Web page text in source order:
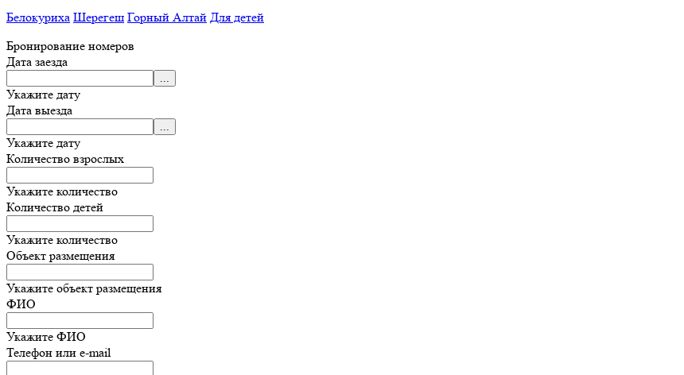
Белокуриха Шерегеш Горный Алтай Для детей
Бронирование номеров
Дата заезда
Укажите дату
Дата выезда
Укажите дату
Количество взрослых
Укажите количество
Количество детей
Укажите количество
Объект размещения
Укажите объект размещения
ФИО
Укажите ФИО
Телефон или e-mail